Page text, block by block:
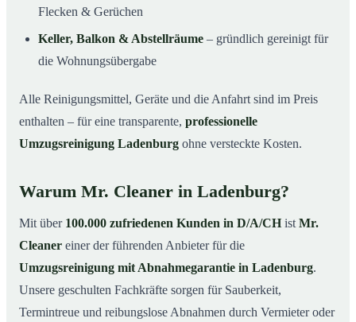
Flecken & Gerüchen
Keller, Balkon & Abstellräume – gründlich gereinigt für
die Wohnungsübergabe
Alle Reinigungsmittel, Geräte und die Anfahrt sind im Preis
enthalten – für eine transparente, professionelle
Umzugsreinigung Ladenburg ohne versteckte Kosten.
Warum Mr. Cleaner in Ladenburg?
Mit über 100.000 zufriedenen Kunden in D/A/CHist Mr.
Cleaner einer der führenden Anbieter für die
Umzugsreinigung mit Abnahmegarantie in Ladenburg.
Unsere geschulten Fachkräfte sorgen für Sauberkeit,
Termintreue und reibungslose Abnahmen durch Vermieter oder